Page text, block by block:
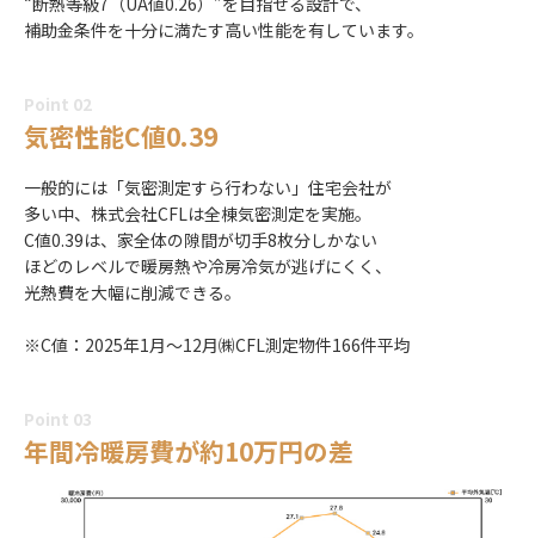
補助金条件を十分に満たす高い性能を有しています。
Point 02
気密性能C値0.39
一般的には「気密測定すら行わない」住宅会社が
多い中、株式会社CFLは全棟気密測定を実施。
C値0.39は、家全体の隙間が切手8枚分しかない
ほどのレベルで暖房熱や冷房冷気が逃げにくく、
光熱費を大幅に削減できる。
※C値：2025年1月～12月㈱CFL測定物件166件平均
Point 03
年間冷暖房費が約10万円の差